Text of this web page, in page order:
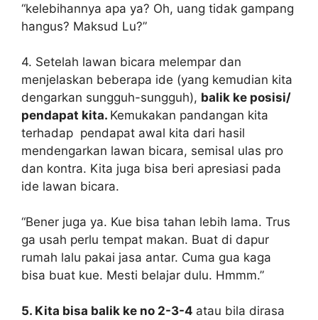
“kelebihannya apa ya? Oh, uang tidak gampang
hangus? Maksud Lu?”
4. Setelah lawan bicara melempar dan
menjelaskan beberapa ide (yang kemudian kita
dengarkan sungguh-sungguh), balik ke posisi/
pendapat kita. Kemukakan pandangan kita
terhadap pendapat awal kita dari hasil
mendengarkan lawan bicara, semisal ulas pro
dan kontra. Kita juga bisa beri apresiasi pada
ide lawan bicara.
“Bener juga ya. Kue bisa tahan lebih lama. Trus
ga usah perlu tempat makan. Buat di dapur
rumah lalu pakai jasa antar. Cuma gua kaga
bisa buat kue. Mesti belajar dulu. Hmmm.”
5. Kita bisa balik ke no 2-3-4 atau bila dirasa